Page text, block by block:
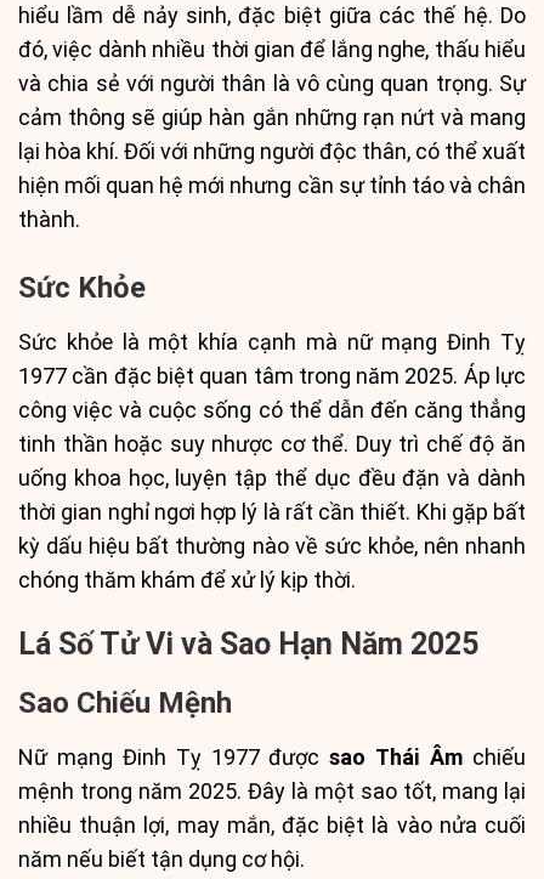
hiểu lầm dễ nảy sinh, đặc biệt giữa các thế hệ. Do
đó, việc dành nhiều thời gian để lắng nghe, thấu hiểu
và chia sẻ với người thân là vô cùng quan trọng. Sự
cảm thông sẽ giúp hàn gắn những rạn nứt và mang
lại hòa khí. Đối với những người độc thân, có thể xuất
hiện mối quan hệ mới nhưng cần sự tỉnh táo và chân
thành.
Sức Khỏe
Sức khỏe là một khía cạnh mà nữ mạng Đinh Tỵ
1977 cần đặc biệt quan tâm trong năm 2025. Áp lực
công việc và cuộc sống có thể dẫn đến căng thẳng
tinh thần hoặc suy nhược cơ thể. Duy trì chế độ ăn
uống khoa học, luyện tập thể dục đều đặn và dành
thời gian nghỉ ngơi hợp lý là rất cần thiết. Khi gặp bất
kỳ dấu hiệu bất thường nào về sức khỏe, nên nhanh
chóng thăm khám để xử lý kịp thời.
Lá Số Tử Vi và Sao Hạn Năm 2025
Sao Chiếu Mệnh
Nữ mạng Đinh Tỵ 1977 đượcsao Thái Âm chiếu
mệnh trong năm 2025. Đây là một sao tốt, mang lại
nhiều thuận lợi, may mắn, đặc biệt là vào nửa cuối
năm nếu biết tận dụng cơ hội.